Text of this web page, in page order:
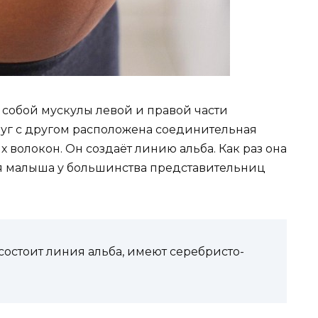
мускулы левой и правой части
с другом расположена соединительная
волокон. Он создаёт линию альба. Как раз она
у большинства представительниц
линия альба, имеют серебристо-